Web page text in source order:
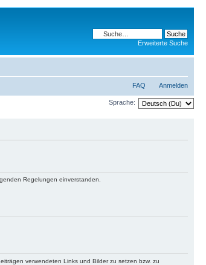
Erweiterte Suche
FAQ Anmelden
Sprache:
Regelungen einverstanden.
verwendeten Links und Bilder zu setzen bzw. zu